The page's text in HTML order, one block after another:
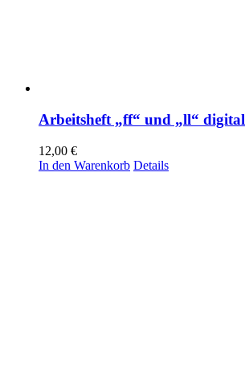
Arbeitsheft „ff“ und „ll“ digital
12,00 €
In den Warenkorb Details